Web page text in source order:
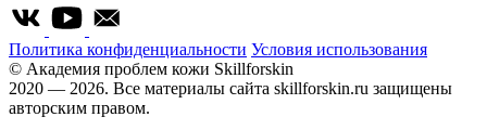
Политика конфиденциальности Условия использования
© Академия проблем кожи Skillforskin
2020 — 2026. Все материалы сайта skillforskin.ru защищены
авторским правом.